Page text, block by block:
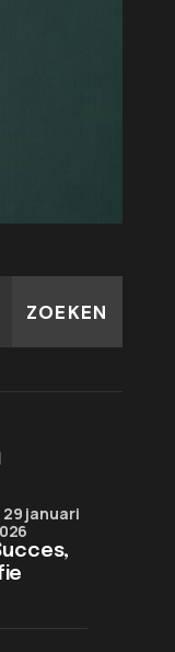
ZOEKEN
29 januari